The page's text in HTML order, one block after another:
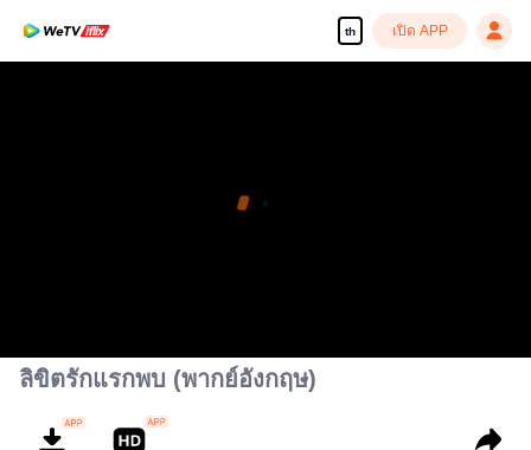
th เปิด APP
ลิขิตรักแรกพบ (พากย์อังกฤษ)